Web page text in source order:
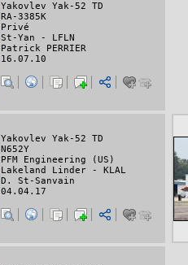
Yakovlev Yak-52 TD
RA-3385K
Privé
St-Yan - LFLN
Patrick PERRIER
16.07.10
Yakovlev Yak-52 TD
N652Y
PFM Engineering (US)
Lakeland Linder - KLAL
D. St-Sanvain
04.04.17